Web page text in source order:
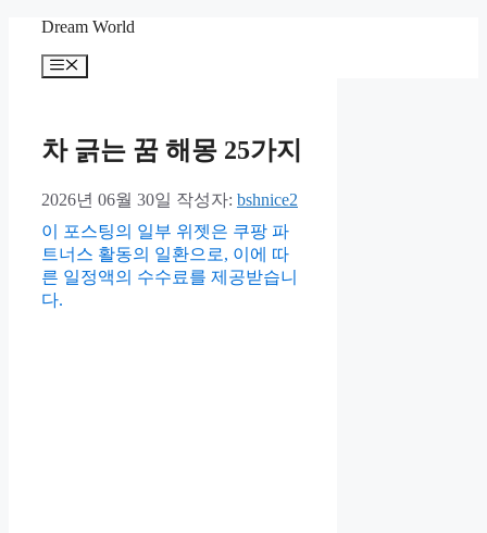
Dream World
메
차 긁는 꿈 해몽 25가지
2026년 06월 30일 작성자: bshnice2
이 포스팅의 일부 위젯은 쿠팡 파
트너스 활동의 일환으로, 이에 따
른 일정액의 수수료를 제공받습니
다.